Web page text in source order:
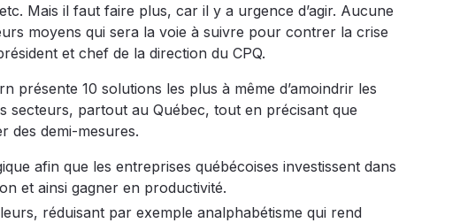
Mais il faut faire plus, car il y a urgence d’agir. Aucune
moyens qui sera la voie à suivre pour contrer la crise
et chef de la direction du CPQ.
présente 10 solutions les plus à même d’amoindrir les
secteurs, partout au Québec, tout en précisant que
des demi-mesures.
afin que les entreprises québécoises investissent dans
et ainsi gagner en productivité.
réduisant par exemple analphabétisme qui rend